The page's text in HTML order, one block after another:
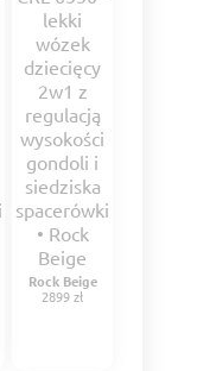
Rock Beige
2899 zł